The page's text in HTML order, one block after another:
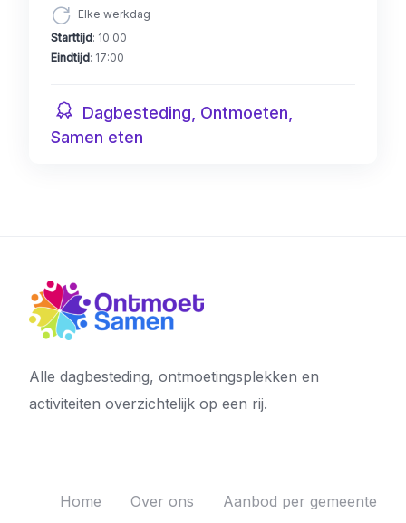
Elke werkdag
Starttijd: 10:00
Eindtijd: 17:00
Dagbesteding, Ontmoeten,
Samen eten
Alle dagbesteding, ontmoetingsplekken en
activiteiten overzichtelijk op een rij.
Home Over ons
Aanbod per gemeente